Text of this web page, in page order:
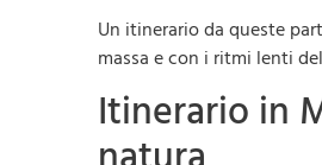
Un itinerario da queste
massa e con i ritmi lenti
Itinerario in